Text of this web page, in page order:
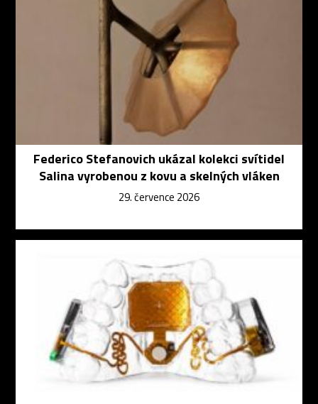
Federico Stefanovich ukázal kolekci svítidel
Salina vyrobenou z kovu a skelných vláken
29. července 2026